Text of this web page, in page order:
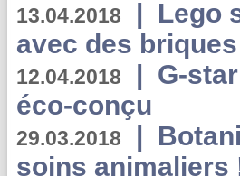
13.04.2018 | Lego
avec des
12.04.2018 | G-
éco-conçu
29.03.2018 |
soins animaliers